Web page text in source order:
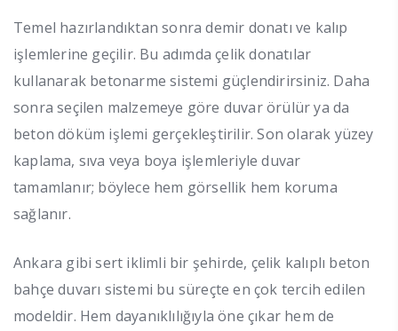
Temel hazırlandıktan sonra demir donatı ve kalıp
işlemlerine geçilir. Bu adımda çelik donatılar
kullanarak betonarme sistemi güçlendirirsiniz. Daha
sonra seçilen malzemeye göre duvar örülür ya da
beton döküm işlemi gerçekleştirilir. Son olarak yüzey
kaplama, sıva veya boya işlemleriyle duvar
tamamlanır; böylece hem görsellik hem koruma
sağlanır.
Ankara gibi sert iklimli bir şehirde, çelik kalıplı beton
bahçe duvarı sistemi bu süreçte en çok tercih edilen
modeldir. Hem dayanıklılığıyla öne çıkar hem de